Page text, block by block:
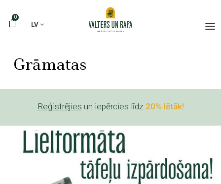
0
LV
Grāmatas
Reģistrējies un iepērcies līdz 20% lētāk!